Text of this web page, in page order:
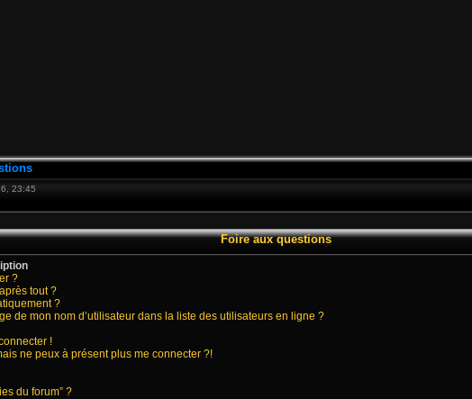
23:45
Foire aux questions
?
tout ?
?
de mon nom d’utilisateur dans la liste des utilisateurs en ligne ?
!
ne peux à présent plus me connecter ?!
du forum” ?